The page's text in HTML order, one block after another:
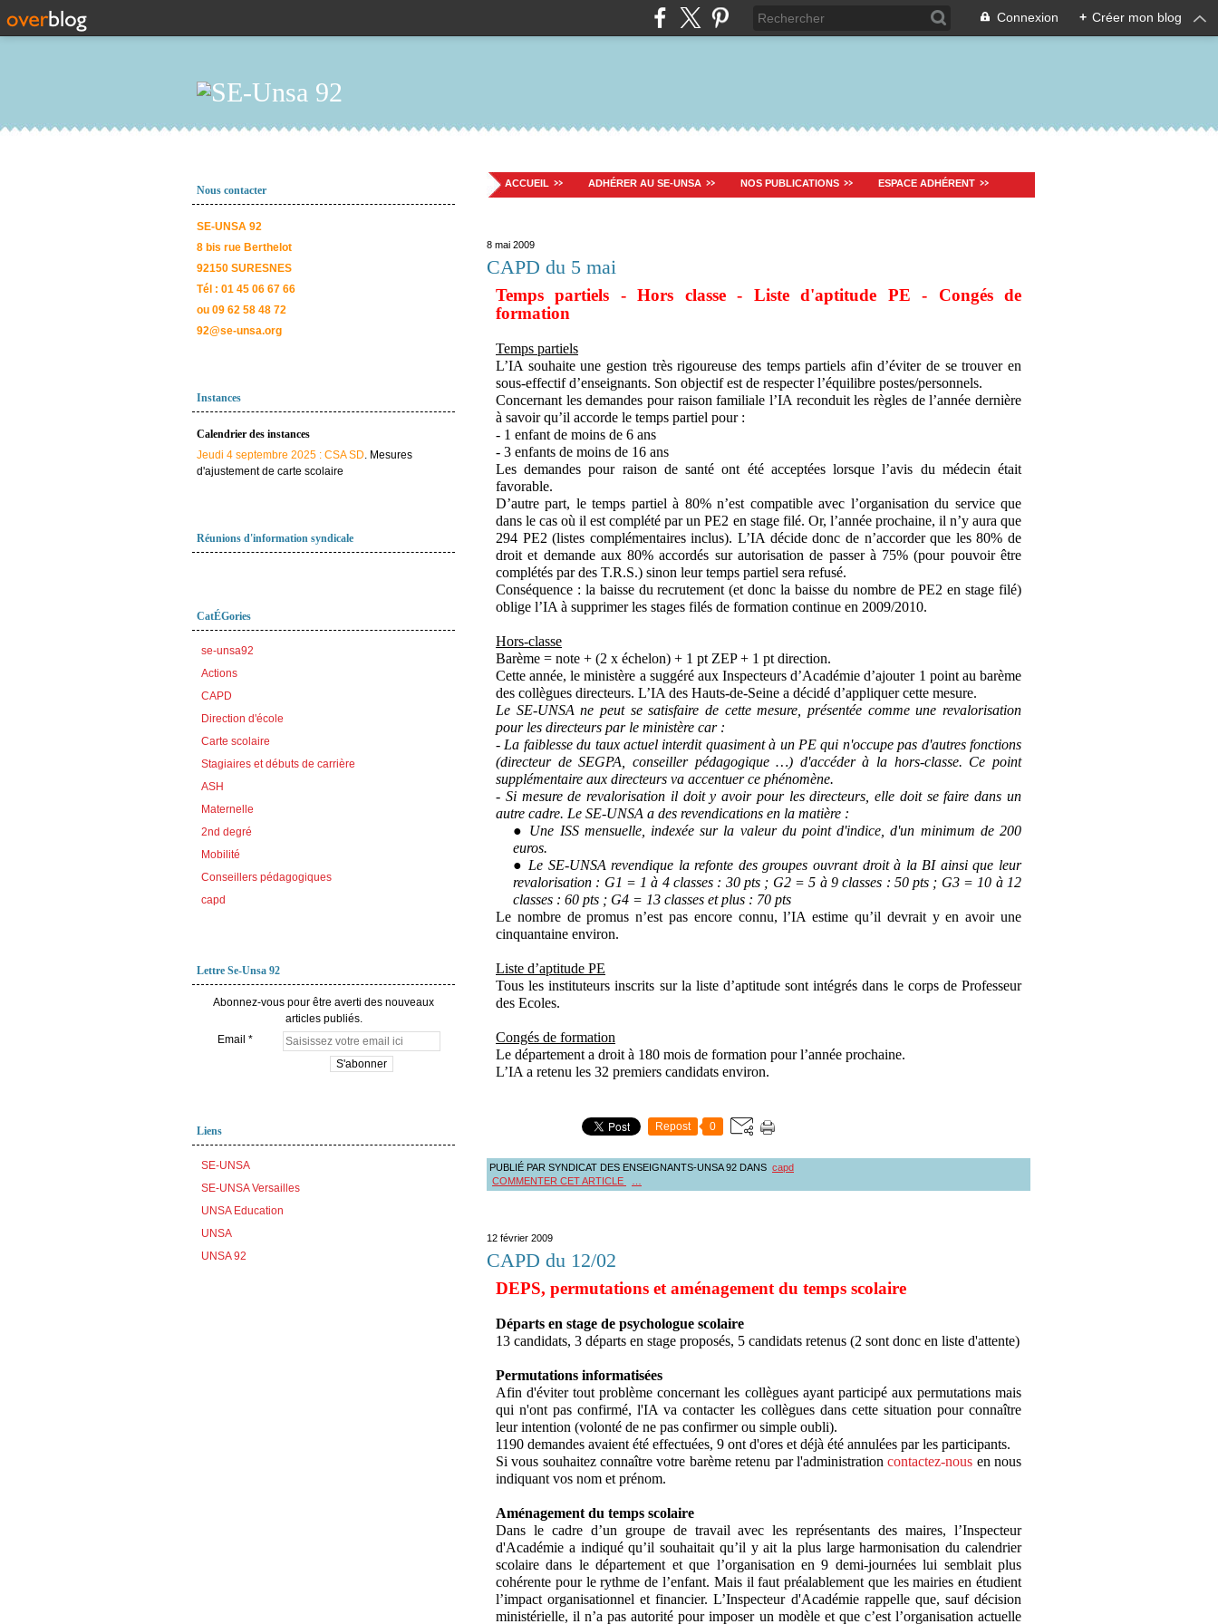
Connexion + Créer mon blog
Nous contacter
SE-UNSA 92
8 bis rue Berthelot
92150 SURESNES
Tél : 01 45 06 67 66
ou 09 62 58 48 72
92@se-unsa.org
Instances
Calendrier des instances
Jeudi 4 septembre 2025 : CSA SD. Mesures
d'ajustement de carte scolaire
Réunions d'information syndicale
CatÉGories
se-unsa92
Actions
CAPD
Direction d'école
Carte scolaire
Stagiaires et débuts de carrière
ASH
Maternelle
2nd degré
Mobilité
Conseillers pédagogiques
capd
Lettre Se-Unsa 92
Abonnez-vous pour être averti des nouveaux
articles publiés.
Email
Liens
SE-UNSA
SE-UNSA Versailles
UNSA Education
UNSA
UNSA 92
ACCUEIL ADHÉRER AU SE-UNSA NOS PUBLICATIONS ESPACE ADHÉRENT
8 mai 2009
CAPD du 5 mai
Temps partiels - Hors classe - Liste d'aptitude PE - Congés de
formation
Temps partiels
L’IA souhaite une gestion très rigoureuse des temps partiels afin d’éviter de se trouver en
sous-effectif d’enseignants. Son objectif est de respecter l’équilibre postes/personnels.
Concernant les demandes pour raison familiale l’IA reconduit les règles de l’année dernière
à savoir qu’il accorde le temps partiel pour :
- 1 enfant de moins de 6 ans
- 3 enfants de moins de 16 ans
Les demandes pour raison de santé ont été acceptées lorsque l’avis du médecin était
favorable.
D’autre part, le temps partiel à 80% n’est compatible avec l’organisation du service que
dans le cas où il est complété par un PE2 en stage filé. Or, l’année prochaine, il n’y aura que
294 PE2 (listes complémentaires inclus). L’IA décide donc de n’accorder que les 80% de
droit et demande aux 80% accordés sur autorisation de passer à 75% (pour pouvoir être
complétés par des T.R.S.) sinon leur temps partiel sera refusé.
Conséquence : la baisse du recrutement (et donc la baisse du nombre de PE2 en stage filé)
oblige l’IA à supprimer les stages filés de formation continue en 2009/2010.
Hors-classe
Barème = note + (2 x échelon) + 1 pt ZEP + 1 pt direction.
Cette année, le ministère a suggéré aux Inspecteurs d’Académie d’ajouter 1 point au barème
des collègues directeurs. L’IA des Hauts-de-Seine a décidé d’appliquer cette mesure.
Le SE-UNSA ne peut se satisfaire de cette mesure, présentée comme une revalorisation
pour les directeurs par le ministère car :
- La faiblesse du taux actuel interdit quasiment à un PE qui n'occupe pas d'autres fonctions
(directeur de SEGPA, conseiller pédagogique …) d'accéder à la hors-classe. Ce point
supplémentaire aux directeurs va accentuer ce phénomène.
- Si mesure de revalorisation il doit y avoir pour les directeurs, elle doit se faire dans un
autre cadre. Le SE-UNSA a des revendications en la matière :
● Une ISS mensuelle, indexée sur la valeur du point d'indice, d'un minimum de 200
euros.
● Le SE-UNSA revendique la refonte des groupes ouvrant droit à la BI ainsi que leur
revalorisation : G1 = 1 à 4 classes : 30 pts ; G2 = 5 à 9 classes : 50 pts ; G3 = 10 à 12
classes : 60 pts ; G4 = 13 classes et plus : 70 pts
Le nombre de promus n’est pas encore connu, l’IA estime qu’il devrait y en avoir une
cinquantaine environ.
Liste d’aptitude PE
Tous les instituteurs inscrits sur la liste d’aptitude sont intégrés dans le corps de Professeur
des Ecoles.
Congés de formation
Le département a droit à 180 mois de formation pour l’année prochaine.
L’IA a retenu les 32 premiers candidats environ.
Repost 0
PUBLIÉ PAR SYNDICAT DES ENSEIGNANTS-UNSA 92 DANS capd
COMMENTER CET ARTICLE
12 février 2009
CAPD du 12/02
DEPS, permutations et aménagement du temps scolaire
Départs en stage de psychologue scolaire
13 candidats, 3 départs en stage proposés, 5 candidats retenus (2 sont donc en liste d'attente)
Permutations informatisées
Afin d'éviter tout problème concernant les collègues ayant participé aux permutations mais
qui n'ont pas confirmé, l'IA va contacter les collègues dans cette situation pour connaître
leur intention (volonté de ne pas confirmer ou simple oubli).
1190 demandes avaient été effectuées, 9 ont d'ores et déjà été annulées par les participants.
Si vous souhaitez connaître votre barème retenu par l'administrationcontactez-nous en nous
indiquant vos nom et prénom.
Aménagement du temps scolaire
Dans le cadre d’un groupe de travail avec les représentants des maires, l’Inspecteur
d'Académie a indiqué qu’il souhaitait qu’il y ait la plus large harmonisation du calendrier
scolaire dans le département et que l’organisation en 9 demi-journées lui semblait plus
cohérente pour le rythme de l’enfant. Mais il faut préalablement que les mairies en étudient
l’impact organisationnel et financier. L’Inspecteur d'Académie rappelle que, sauf décision
ministérielle, il n’a pas autorité pour imposer un modèle et que c’est l’organisation actuelle